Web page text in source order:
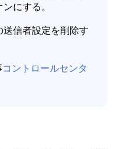
にする。
送信者設定を削除す
コントロールセンタ